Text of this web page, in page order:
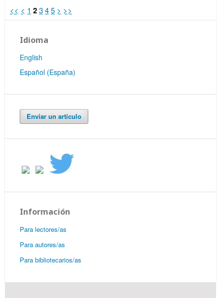
<< < 1 2345 > >>
Idioma
English
Español (España)
Enviar un artículo
Información
Para lectores/as
Para autores/as
Para bibliotecarios/as